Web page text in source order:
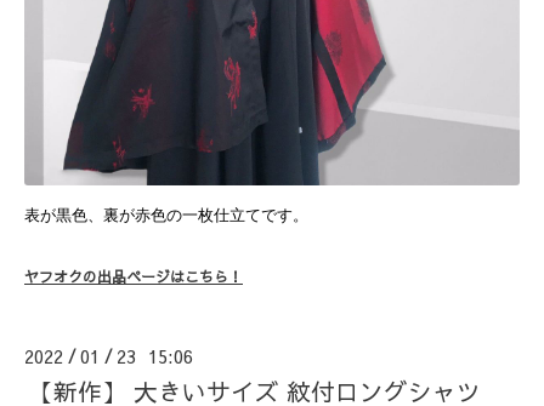
表が黒色、裏が赤色の一枚仕立てです。
ヤフオクの出品ページはこちら！
2022 /01 / 23 15:06
【新作】 大きいサイズ 紋付ロングシャツ